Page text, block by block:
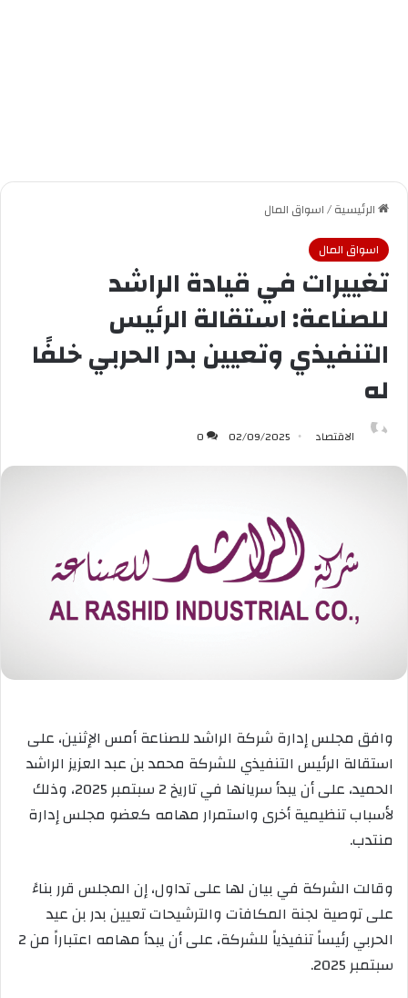
الرئيسية/اسواق المال
اسواق المال
تغييرات في قيادة الراشد
للصناعة: استقالة الرئيس
التنفيذي وتعيين بدر الحربي خلفًا
له
الاقتصاد 02/09/2025
0
وافق مجلس إدارة شركة الراشد للصناعة أمس الإثنين، على
استقالة الرئيس التنفيذي للشركة محمد بن عبد العزيز الراشد
الحميد، على أن يبدأ سريانها في تاريخ 2 سبتمبر 2025، وذلك
لأسباب تنظيمية أخرى واستمرار مهامه كعضو مجلس إدارة
منتدب.
وقالت الشركة في بيان لها على تداول، إن المجلس قرر بناءً
على توصية لجنة المكافآت والترشيحات تعيين بدر بن عيد
الحربي رئيساً تنفيذياً للشركة، على أن يبدأ مهامه اعتباراً من 2
سبتمبر 2025.